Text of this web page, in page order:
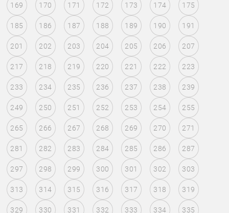
169 170 171 172 173 174 175
185 186 187 188 189 190 191
201 202 203 204 205 206 207
217 218 219 220 221 222 223
233 234 235 236 237 238 239
249 250 251 252 253 254 255
265 266 267 268 269 270 271
281 282 283 284 285 286 287
297 298 299 300 301 302 303
313 314 315 316 317 318 319
329 330 331 332 333 334 335